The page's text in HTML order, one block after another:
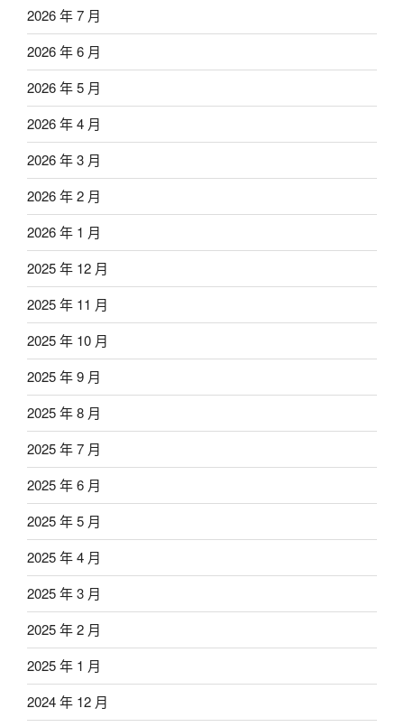
2026 年 7 月
2026 年 6 月
2026 年 5 月
2026 年 4 月
2026 年 3 月
2026 年 2 月
2026 年 1 月
2025 年 12 月
2025 年 11 月
2025 年 10 月
2025 年 9 月
2025 年 8 月
2025 年 7 月
2025 年 6 月
2025 年 5 月
2025 年 4 月
2025 年 3 月
2025 年 2 月
2025 年 1 月
2024 年 12 月